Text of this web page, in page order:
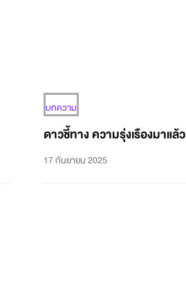
บทความ
ดาวชี้ทาง ความรุ่งเรืองมาแล้ว
17 กันยายน 2025